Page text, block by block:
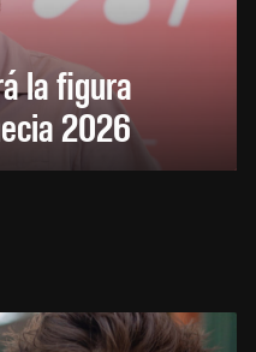
la figura
2026